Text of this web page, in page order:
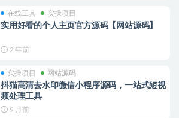
在线工具 实操项目
实用好看的个人主页官方源码【网站源码】
2 年前
实操项目 网站源码
抖猫高清去水印微信小程序源码，一站式短视
频处理工具
9 月前